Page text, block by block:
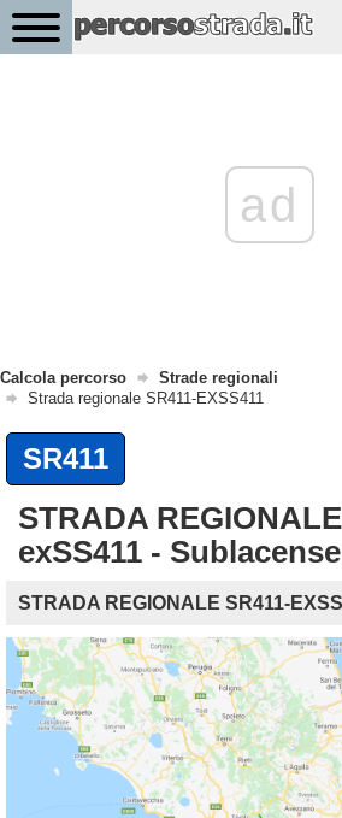
ad
Calcola percorso
Strade regionali
Strada regionale SR411-EXSS411
SR411
STRADA
exSS411 - Sublacense
STRADA REGIONALE SR411-